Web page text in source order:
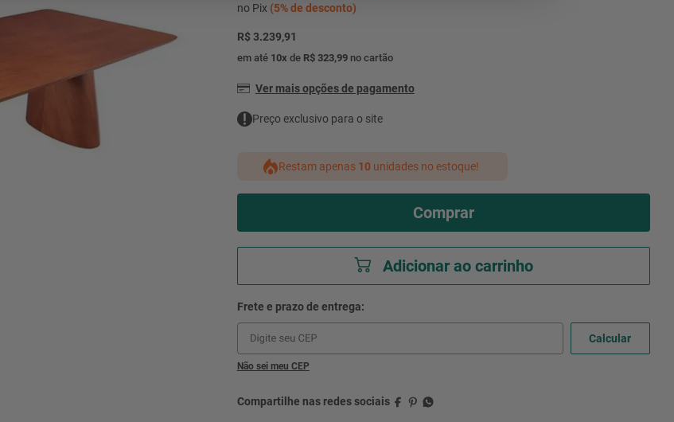
no Pix (5%de desconto)
R$ 3.239,91
em até 10x de R$ 323,99no cartão
Ver mais opções de pagamento
Preço exclusivo para o site
Restam apenas 10 unidades no estoque!
Comprar
Adicionar ao carrinho
Não sei meu CEP
mesa
condicionado